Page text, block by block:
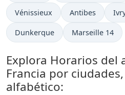
Vénissieux Antibes
Dunkerque Marseille 14
Explora Horarios del
Francia por
alfabético: